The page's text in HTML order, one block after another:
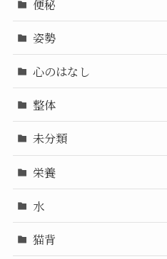
便秘
姿勢
心のはなし
整体
未分類
栄養
水
猫背